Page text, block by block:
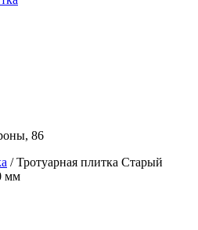
86
/ Тротуарная плитка Старый
мм